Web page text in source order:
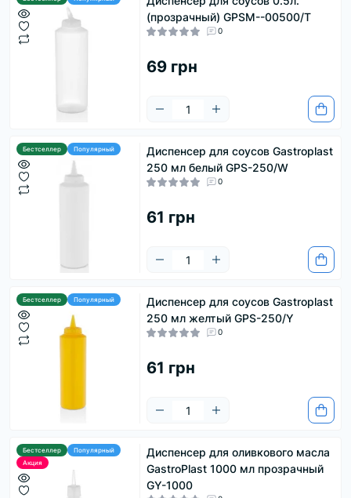
(прозрачный) GPSM--00500/T
0
69 грн
Бестселлер Популярный
Диспенсер для соусов Gastroplast
250 мл белый GPS-250/W
0
61 грн
Бестселлер Популярный
Диспенсер для соусов Gastroplast
250 мл желтый GPS-250/Y
0
61 грн
Бестселлер
Популярный
Акция
Диспенсер для оливкового масла
GastroPlast 1000 мл прозрачный
GY-1000